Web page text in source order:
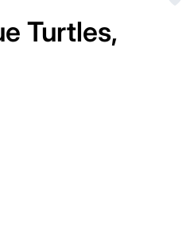
Turtles,